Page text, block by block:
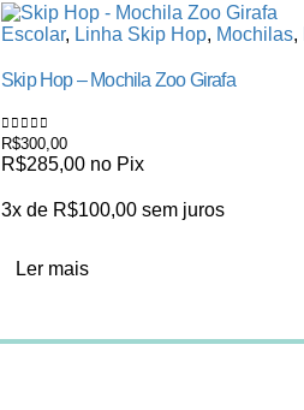
Escolar, Linha Skip Hop, Mochilas,
Skip Hop – Mochila Zoo Girafa
0de 5
R$300,00
R$285,00 no Pix
3x de R$100,00 sem juros
Ler mais